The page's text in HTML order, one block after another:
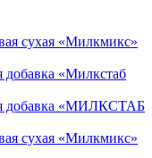
сухая «Милкмикс»
«Милкстаб
добавка «МИЛКСТАБ
сухая «Милкмикс»